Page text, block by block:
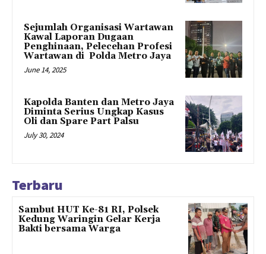
Sejumlah Organisasi Wartawan
Kawal Laporan Dugaan
Penghinaan, Pelecehan Profesi
Wartawan di Polda Metro Jaya
June 14, 2025
Kapolda Banten dan Metro Jaya
Diminta Serius Ungkap Kasus
Oli dan Spare Part Palsu
July 30, 2024
Terbaru
Sambut HUT Ke-81 RI, Polsek
Kedung Waringin Gelar Kerja
Bakti bersama Warga